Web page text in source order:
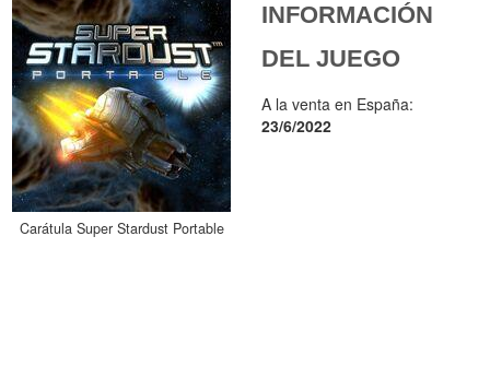
Carátula Super Stardust Portable
INFORMACIÓN
DEL JUEGO
A la venta en España:
23/6/2022